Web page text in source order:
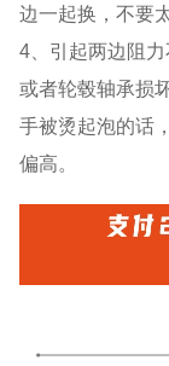
边一起换，不要
4、引起两边阻
或者轮毂轴承损
手被烫起泡的话
偏高。